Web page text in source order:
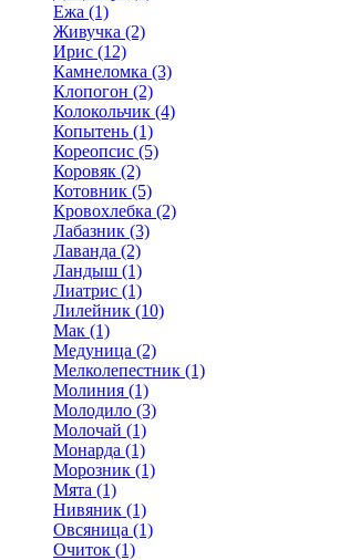
Ежа (1)
Живучка (2)
Ирис (12)
Камнеломка (3)
Клопогон (2)
Колокольчик (4)
Копытень (1)
Кореопсис (5)
Коровяк (2)
Котовник (5)
Кровохлебка (2)
Лабазник (3)
Лаванда (2)
Ландыш (1)
Лиатрис (1)
Лилейник (10)
Мак (1)
Медуница (2)
Мелколепестник (1)
Молиния (1)
Молодило (3)
Молочай (1)
Монарда (1)
Морозник (1)
Мята (1)
Нивяник (1)
Овсяница (1)
Очиток (1)